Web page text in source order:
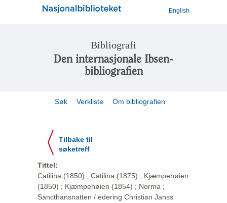
English
Bibliografi
Den internasjonale Ibsen-
bibliografien
Søk Verkliste Om bibliografien
Tilbake til
søketreff
Tittel:
Catilina (1850) ; Catilina (1875) ; Kjæmpehøien
(1850) ; Kjæmpehøien (1854) ; Norma ;
Sancthansnatten / edering Christian Janss